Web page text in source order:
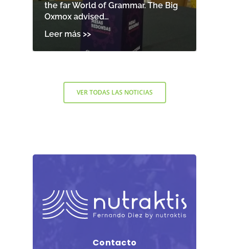
the far World of Grammar. The Big
Oxmox advised…
VER TODAS LAS NOTICIAS
Contacto